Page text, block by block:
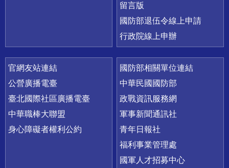
留言版
國防部退伍令線上申請
行政院線上申辦
官網友站連結
公營廣播電臺
臺北國際社區廣播電臺
中華職棒大聯盟
身心障礙者權利公約
國防部相關單位連結
中華民國國防部
政戰資訊服務網
軍事新聞通訊社
青年日報社
福利事業管理處
國軍人才招募中心